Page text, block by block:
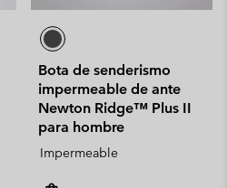
Bota de senderismo
impermeable de ante
Newton Ridge™ Plus II
para hombre
Impermeable